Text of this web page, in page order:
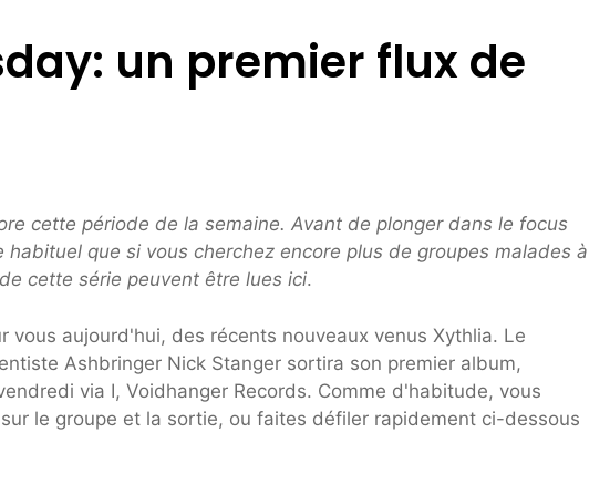
un premier flux de
cette période de la semaine. Avant de plonger dans le focus
que si vous cherchez encore plus de groupes malades à
cette série peuvent être lues ici.
aujourd'hui, des récents nouveaux venus Xythlia. Le
Ashbringer Nick Stanger sortira son premier album,
via I, Voidhanger Records. Comme d'habitude, vous
le groupe et la sortie, ou faites défiler rapidement ci-dessous